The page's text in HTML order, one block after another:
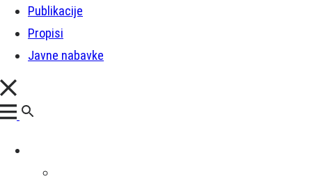
Publikacije
Propisi
Javne nabavke